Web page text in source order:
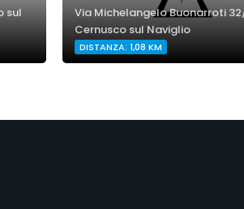
sul
Via Michelangelo Buonarroti
Cernusco sul Naviglio
DISTANZA: 1,08 KM